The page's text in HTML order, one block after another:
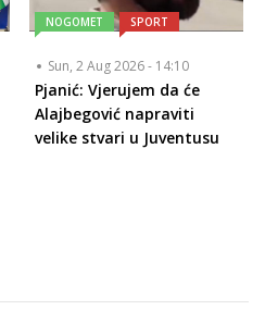
NOGOMET SPORT
Sun, 2 Aug 2026 - 14:10
Pjanić: Vjerujem da će
Alajbegović napraviti
velike stvari u Juventusu